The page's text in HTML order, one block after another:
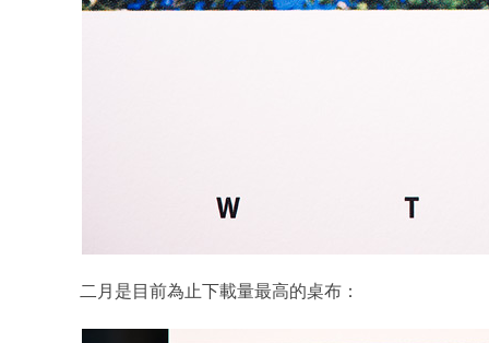
二月是目前為止下載量最高的桌布：